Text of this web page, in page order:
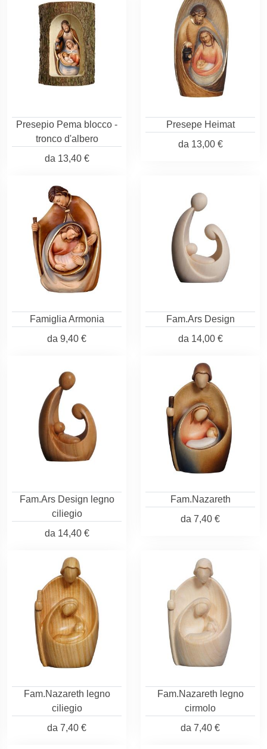
Presepio Pema blocco -
tronco d'albero
da 13,40 €
Presepe Heimat
da 13,00 €
Famiglia Armonia
da 9,40 €
Fam.Ars Design
da 14,00 €
Fam.Ars Design legno
ciliegio
da 14,40 €
Fam.Nazareth
da 7,40 €
Fam.Nazareth legno
ciliegio
da 7,40 €
Fam.Nazareth legno
cirmolo
da 7,40 €